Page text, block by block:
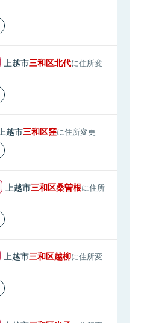
上越市三和区北代に住所変
上越市三和区窪に住所変更
上越市三和区桑曽根に住所
上越市三和区越柳に住所変